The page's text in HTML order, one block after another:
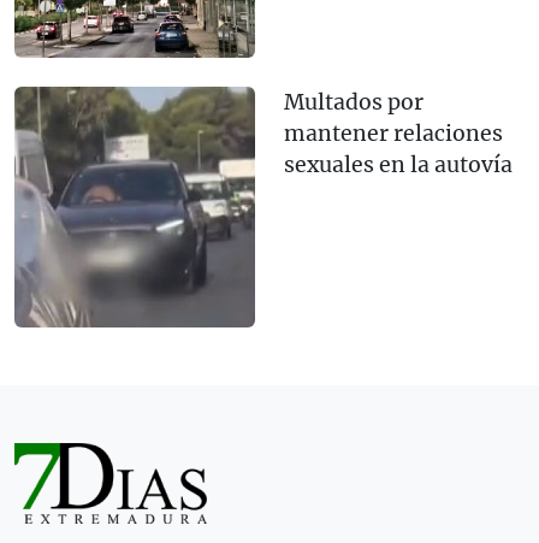
Multados por
mantener relaciones
sexuales en la autovía